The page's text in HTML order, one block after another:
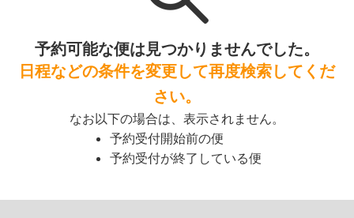
予約可能な便は見つかりませんでした。
日程などの条件を変更して再度検索してくだ
さい。
なお以下の場合は、表示されません。
予約受付開始前の便
予約受付が終了している便